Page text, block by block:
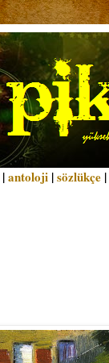
|antoloji |sözlükçe |